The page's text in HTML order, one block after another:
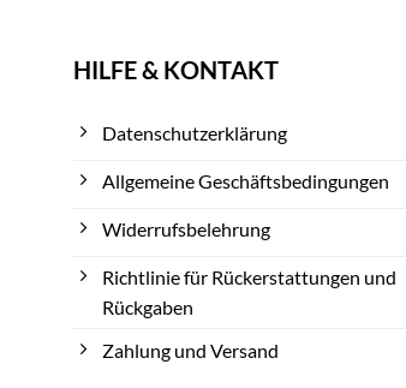
HILFE & KONTAKT
Datenschutzerklärung
Allgemeine Geschäftsbedingungen
Widerrufsbelehrung
Richtlinie für Rückerstattungen und
Rückgaben
Zahlung und Versand